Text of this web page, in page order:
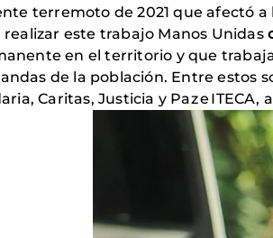
terremoto de 2021 que afectó a
realizar este trabajo Manos Unidas
en el territorio y que
de la población. Entre estos
Caritas, Justicia y Paz e